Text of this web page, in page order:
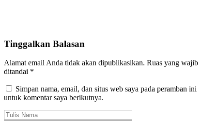
Tinggalkan Balasan
Alamat email Anda tidak akan dipublikasikan. Ruas yang wajib
ditandai *
Simpan nama, email, dan situs web saya pada peramban ini
untuk komentar saya berikutnya.